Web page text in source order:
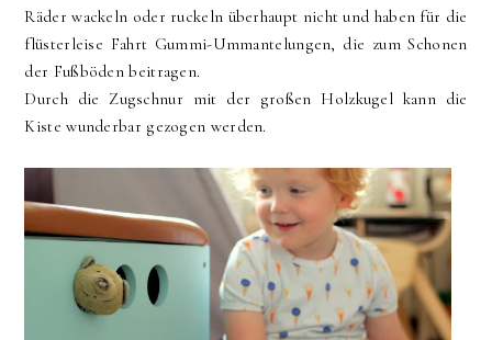
Räder wackeln oder ruckeln überhaupt nicht und haben für die
flüsterleise Fahrt Gummi-Ummantelungen, die zum Schonen
der Fußböden beitragen.
Durch die Zugschnur mit der großen Holzkugel kann die
Kiste wunderbar gezogen werden.